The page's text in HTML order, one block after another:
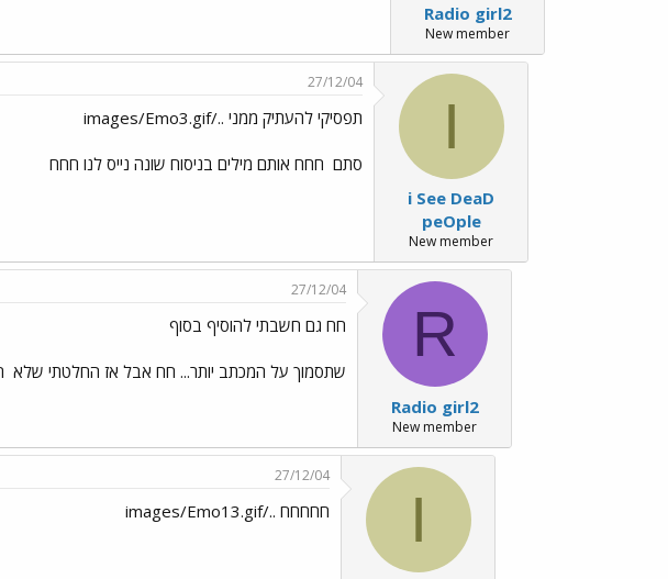
Radio girl2
New member
I
i See DeaD
peOple
New member
27/12/04
תפסיקי להעתיק ממני ../images/Emo3.gif
סתם חחח אותם מילים בניסוח שונה נייס לנו חחח
R
Radio girl2
New member
27/12/04
חח גם חשבתי להוסיף בסוף
שתסמוך על המכתב יותר... חח אבל אז החלטתי שלא
I
27/12/04
חחחחח ../images/Emo13.gif